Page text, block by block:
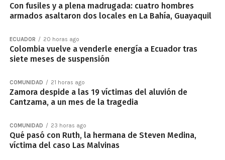
Con fusiles y a plena madrugada: cuatro hombres
armados asaltaron dos locales en La Bahía, Guayaquil
ECUADOR 20 horas ago
Colombia vuelve a venderle energía a Ecuador tras
siete meses de suspensión
COMUNIDAD 21 horas ago
Zamora despide a las 19 víctimas del aluvión de
Cantzama, a un mes de la tragedia
COMUNIDAD 23 horas ago
Qué pasó con Ruth, la hermana de Steven Medina,
víctima del caso Las Malvinas